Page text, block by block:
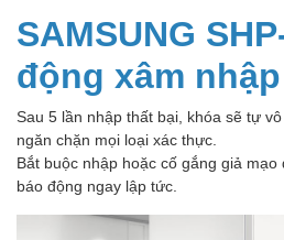
SAMSUNG
động xâm nhập
Sau 5 lần nhập thất bại, khóa sẽ tự
ngăn chặn mọi loại xác thực.
Bắt buộc nhập hoặc cố gắng giả
báo động ngay lập tức.